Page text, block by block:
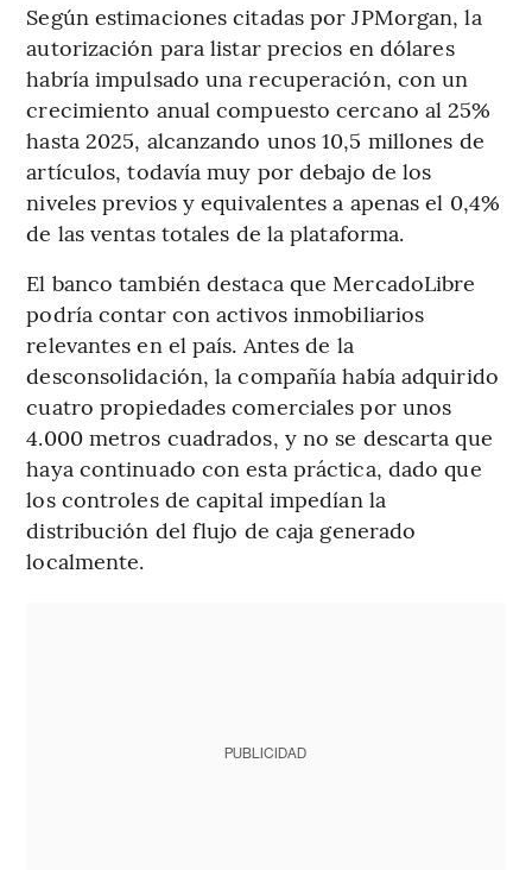
Según estimaciones citadas por JPMorgan, la
autorización para listar precios en dólares
habría impulsado una recuperación, con un
crecimiento anual compuesto cercano al 25%
hasta 2025, alcanzando unos 10,5 millones de
artículos, todavía muy por debajo de los
niveles previos y equivalentes a apenas el 0,4%
de las ventas totales de la plataforma.
El banco también destaca que MercadoLibre
podría contar con activos inmobiliarios
relevantes en el país. Antes de la
desconsolidación, la compañía había adquirido
cuatro propiedades comerciales por unos
4.000 metros cuadrados, y no se descarta que
haya continuado con esta práctica, dado que
los controles de capital impedían la
distribución del flujo de caja generado
localmente.
PUBLICIDAD